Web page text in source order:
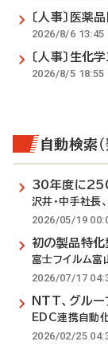
〔人事〕医薬
2026/8/6 13:45
〔人事〕生化
2026/8/5 18:55
自動検索
30年度に250
沢井・中手社長
2026/05/19
初の製品特
富士フイルム富
2026/07/17
NTT、グル
EDC連携自動
2026/02/25